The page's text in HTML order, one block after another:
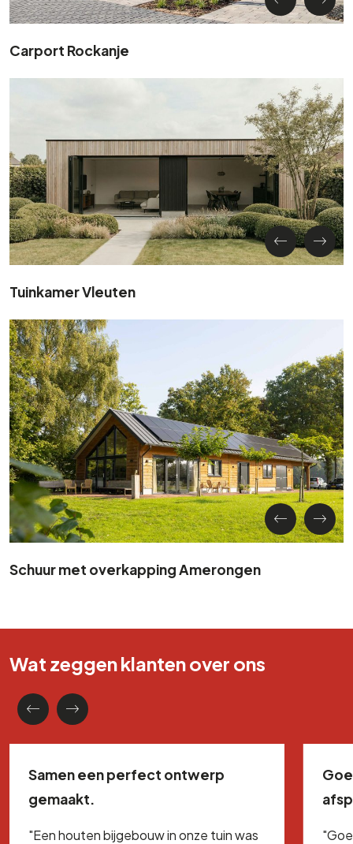
Carport Rockanje
Tuinkamer Vleuten
Schuur met overkapping Amerongen
Wat zeggen klanten over ons
Samen een perfect ontwerp
gemaakt.
"Een houten bijgebouw in onze tuin was